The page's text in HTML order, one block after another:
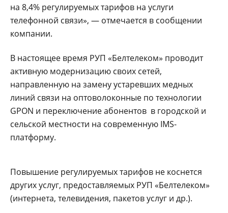
на 8,4% регулируемых тарифов на услуги
телефонной связи», — отмечается в сообщении
компании.
В настоящее время РУП «Белтелеком» проводит
активную модернизацию своих сетей,
направленную на замену устаревших медных
линий связи на оптоволоконные по технологии
GPON и переключение абонентов в городской и
сельской местности на современную IMS-
платформу.
Повышение регулируемых тарифов не коснется
других услуг, предоставляемых РУП «Белтелеком»
(интернета, телевидения, пакетов услуг и др.).